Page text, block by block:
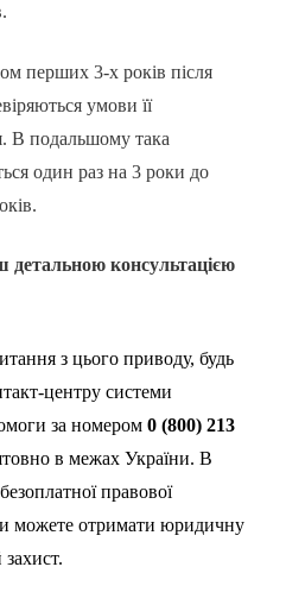
перших 3-х років після
умови її
В подальшому така
один раз на 3 роки до
детальною консультацією
з цього приводу, будь
центру системи
за номером 0 (800) 213
в межах України. В
правової
можете отримати юридичну